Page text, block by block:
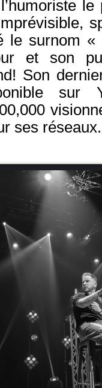
le
le surnom
et son
Son
sur
ses réseaux.